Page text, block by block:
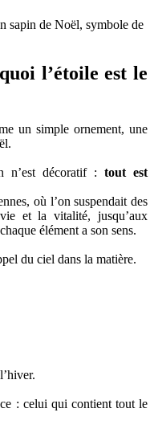
l’étoile est le
un simple ornement, une
n’est décoratif : tout est
où l’on suspendait des
et la vitalité, jusqu’aux
élément a son sens.
du ciel dans la matière.
: celui qui contient tout le